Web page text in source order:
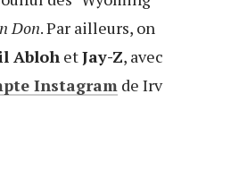
Don. Par ailleurs, on
AblohetJay-Z, avec
Instagramde Irv